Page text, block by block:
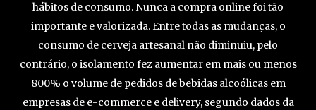
hábitos de consumo. Nunca a compra online foi tão
importante e valorizada. Entre todas as mudanças, o
consumo de cerveja artesanal não diminuiu, pelo
contrário, o isolamento fez aumentar em mais ou menos
800% o volume de pedidos de bebidas alcoólicas em
empresas de e-commerce e delivery, segundo dados da